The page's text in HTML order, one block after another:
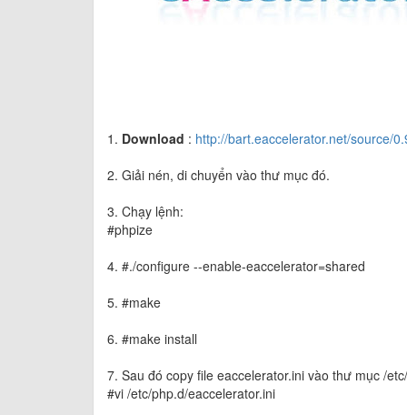
1. Download : http://bart.eaccelerator.net/source/
2. Giải nén, di chuyển vào thư mục đó.
3. Chạy lệnh:
#phpize
4. #./configure --enable-eaccelerator=shared
5. #make
6. #make install
7. Sau đó copy file eaccelerator.ini vào thư mục /
#vi /etc/php.d/eaccelerator.ini